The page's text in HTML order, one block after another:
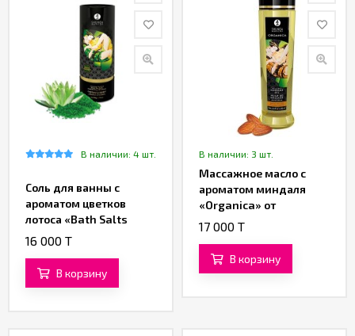
В наличии: 4 шт.
Соль для ванны с
ароматом цветков
лотоса «Bath Salts
Lotus Flower» от
16 000 T
В корзину
В наличии: 3 шт.
Массажное масло с
ароматом миндаля
«Organica» от
«SHUNGA» (240 ML)
17 000 T
В корзину